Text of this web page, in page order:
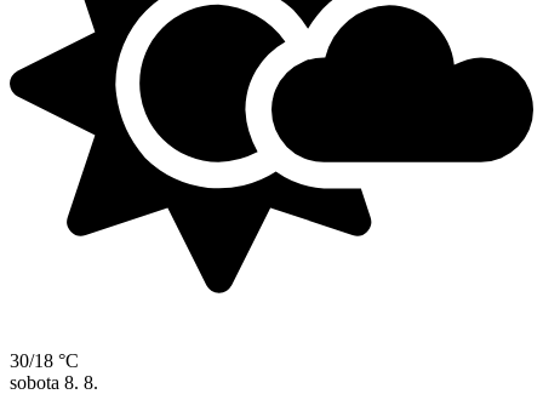
30/18 °C
sobota 8. 8.